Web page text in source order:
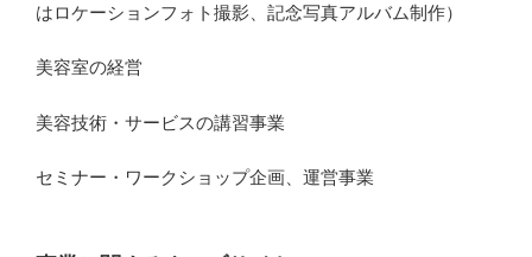
はロケーションフォト撮影、記念写真アルバム制作）
美容室の経営
美容技術・サービスの講習事業
セミナー・ワークショップ企画、運営事業